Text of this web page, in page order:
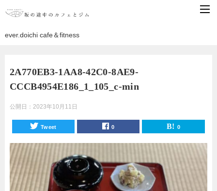
ever.doichi cafe＆fitness
2A770EB3-1AA8-42C0-8AE9-
CCCB4954E186_1_105_c-min
公開日： 2023年10月11日
Tweet 0 0